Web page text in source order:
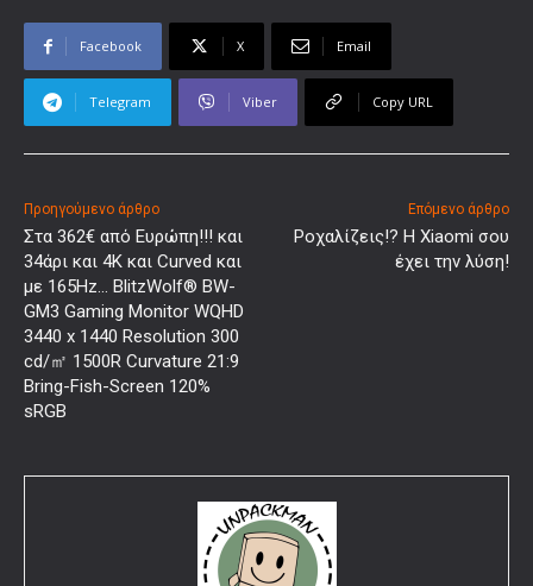
Facebook X Email
Telegram Viber Copy URL
Προηγούμενο άρθρο
Στα 362€ από Ευρώπη!!! και
34άρι και 4Κ και Curved και
με 165Hz… BlitzWolf® BW-
GM3 Gaming Monitor WQHD
3440 x 1440 Resolution 300
cd/㎡ 1500R Curvature 21:9
Bring-Fish-Screen 120%
sRGB
Επόμενο άρθρο
Ροχαλίζεις!? Η Xiaomi σου
έχει την λύση!